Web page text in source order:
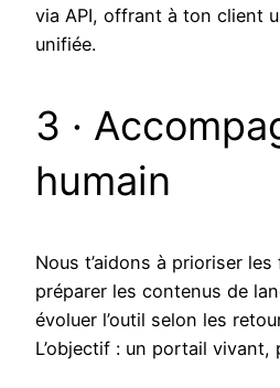
via API, offrant à ton client
unifiée.
3 ·
humain
Nous t’aidons à prioriser
préparer les contenus de
évoluer l’outil selon les
L’objectif : un portail